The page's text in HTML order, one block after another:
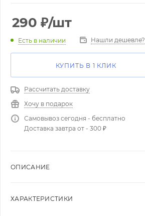
290 ₽/шт
Есть в наличии Нашли дешевле?
КУПИТЬ В 1 КЛИК
Рассчитать доставку
Хочу в подарок
Самовывоз сегодня - бесплатно
Доставка завтра от - 300 ₽
ОПИСАНИЕ
ХАРАКТЕРИСТИКИ